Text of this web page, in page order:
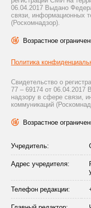
06.04.2017 Выдано
связи, информационных
(Роскомнадзор).
Возрастное
Политика
Свидетельство о
77 – 69174 от
надзору в сфере связи,
коммуникаций
Возрастное
Учредитель:
Адрес учредителя:
Телефон редакции: